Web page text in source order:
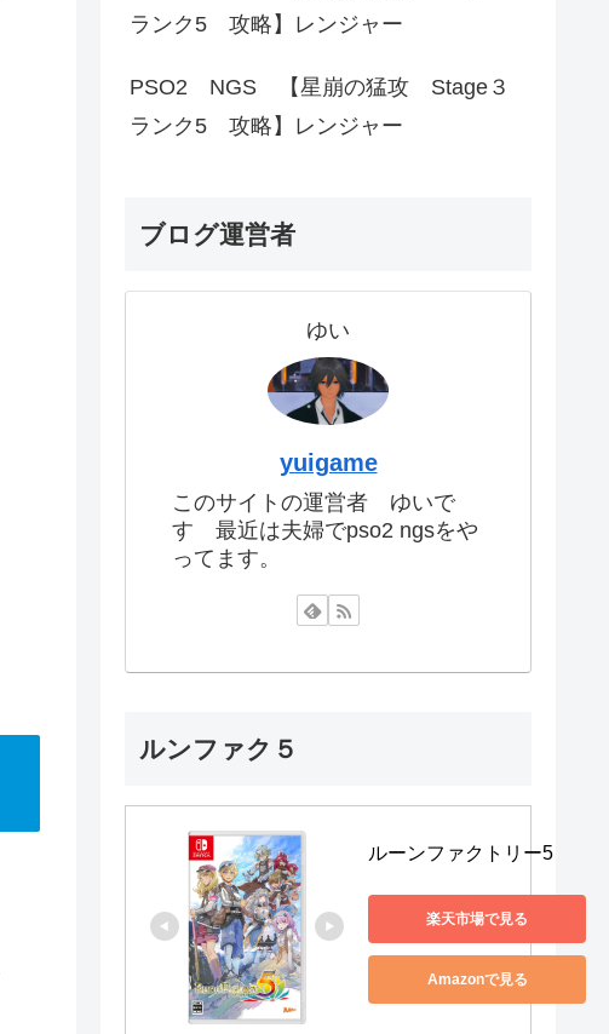
ランク5 攻略】レンジャー
PSO2 NGS 【星崩の猛攻 Stage３
ランク5 攻略】レンジャー
ブログ運営者
ゆい
yuigame
このサイトの運営者 ゆいで
す 最近は夫婦でpso2 ngsをや
ってます。
ルンファク５
ルーンファクトリー5
楽天市場で見る
Amazonで見る